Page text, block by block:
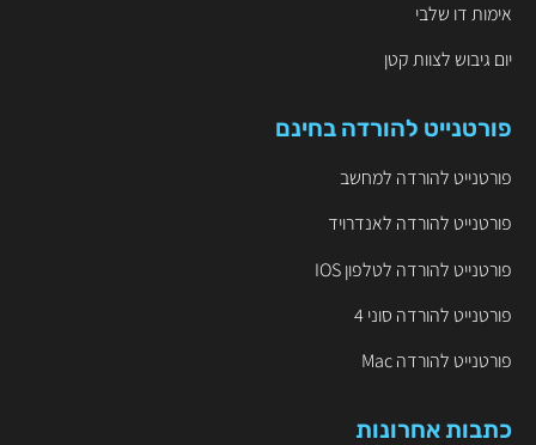
אימות דו שלבי
יום גיבוש לצוות קטן
פורטנייט להורדה בחינם
פורטנייט להורדה למחשב
פורטנייט להורדה לאנדרויד
פורטנייט להורדה לטלפון IOS
פורטנייט להורדה סוני 4
פורטנייט להורדה Mac
כתבות אחרונות